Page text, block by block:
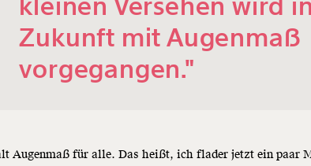
Zukunft mit Augenmaß
vorgegangen."
Augenmaß für alle. Das heißt, ich flader jetzt ein paar